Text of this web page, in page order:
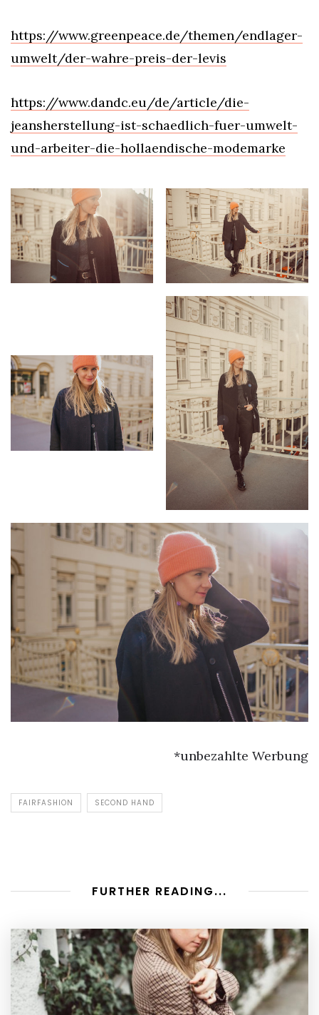
https://www.greenpeace.de/themen/endlager-
umwelt/der-wahre-preis-der-levis
https://www.dandc.eu/de/article/die-
jeansherstellung-ist-schaedlich-fuer-umwelt-
und-arbeiter-die-hollaendische-modemarke
*unbezahlte Werbung
FAIRFASHION SECOND HAND
FURTHER READING...